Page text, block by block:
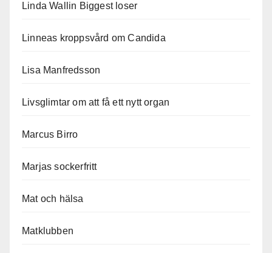
Linda Wallin Biggest loser
Linneas kroppsvård om Candida
Lisa Manfredsson
Livsglimtar om att få ett nytt organ
Marcus Birro
Marjas sockerfritt
Mat och hälsa
Matklubben